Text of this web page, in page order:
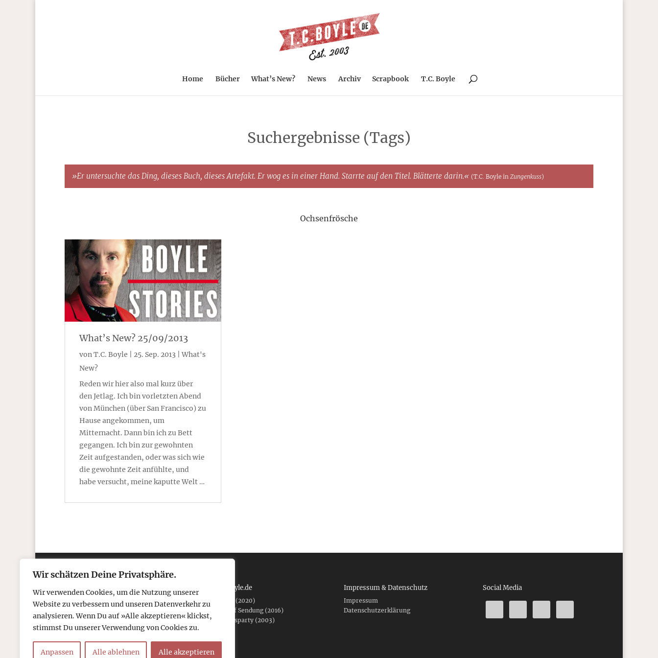
Wir schätzen Deine Privatsphäre.
Wir verwenden Cookies, um die Nutzung unserer
Website zu verbessern und unseren Datenverkehr zu
analysieren. Wenn Du auf »Alle akzeptieren« klickst,
stimmst Du unserer Verwendung von Cookies zu.
Anpassen Alle ablehnen Alle akzeptieren
Home Bücher What’s New? News Archiv Scrapbook T.C. Boyle
Suchergebnisse (Tags)
»Er untersuchte das Ding, dieses Buch, dieses Artefakt. Er wog es in einer Hand. Starrte auf den Titel. Blätterte darin.« (T.C. Boyle in Zungenkuss)
Ochsenfrösche
What’s New? 25/09/2013
vonT.C. Boyle 25. Sep. 2013 |What's
New?
Reden wir hier also mal kurz über
den Jetlag. Ich bin vorletzten Abend
von München (über San Francisco) zu
Hause angekommen, um
Mitternacht. Dann bin ich zu Bett
gegangen. Ich bin zur gewohnten
Zeit aufgestanden, oder was sich wie
die gewohnte Zeit anfühlte, und
habe versucht, meine kaputte Welt …
Kontakt
Telefon: 05306 912 418
Über tcboyle.de
Refreshed (2020)
Wieder auf Sendung (2016)
Eröffnungsparty (2003)
Impressum & Datenschutz
Impressum
Datenschutzerklärung
Social Media